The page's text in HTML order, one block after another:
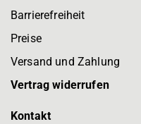
Barrierefreiheit
Preise
Versand und Zahlung
Vertrag widerrufen
Kontakt